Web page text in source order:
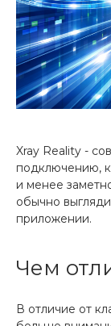
Xray Reality -
подключению,
и менее
обычно
приложении.
Чем
В отличие от